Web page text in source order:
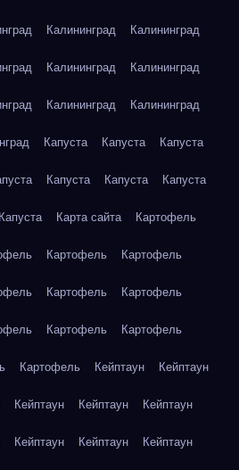
Калининград Калининград
Калининград Калининград
Калининград Калининград
Капуста Капуста Капуста
Капуста Капуста Капуста
Капуста Карта сайта Картофель
Картофель Картофель
Картофель Картофель
Картофель Картофель
Картофель Кейптаун Кейптаун
Кейптаун Кейптаун Кейптаун
Кейптаун Кейптаун Кейптаун